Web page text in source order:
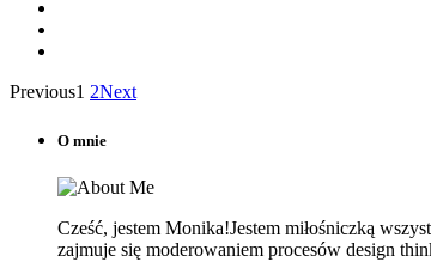
Previous1 2Next
O mnie
Cześć, jestem Monika!Jestem miłośniczką
zajmuje się moderowaniem procesów design